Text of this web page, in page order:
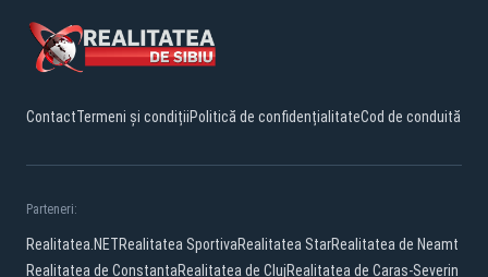
ContactTermeni și condițiiPolitică de confidențialitateCod de conduită
Parteneri:
Realitatea.NETRealitatea SportivaRealitatea StarRealitatea de Neamt
Realitatea de ConstantaRealitatea de ClujRealitatea de Caras-Severin